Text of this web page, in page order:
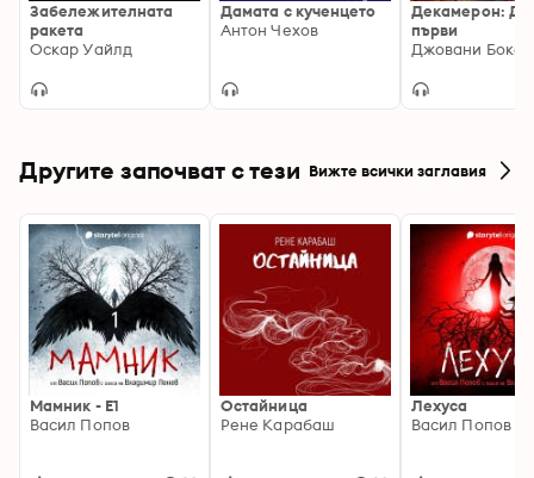
Забележителната
ракета
Оскар Уайлд
Дамата с кученцето
Антон Чехов
Декамерон:
първи
Джовани
Другите започват с тези Вижте всички заглавия
Мамник - E1
Васил Попов
Остайница
Рене Карабаш
Лехуса
Васил Попов